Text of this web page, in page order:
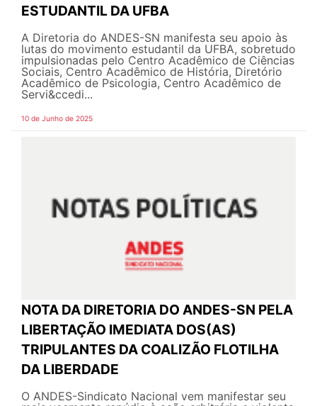
ESTUDANTIL DA UFBA
A Diretoria do ANDES-SN manifesta seu apoio às
lutas do movimento estudantil da UFBA, sobretudo
impulsionadas pelo Centro Acadêmico de Ciências
Sociais, Centro Acadêmico de História, Diretório
Acadêmico de Psicologia, Centro Acadêmico de
Servi&ccedi...
10 de Junho de 2025
NOTA DA DIRETORIA DO ANDES-SN PELA
LIBERTAÇÃO IMEDIATA DOS(AS)
TRIPULANTES DA COALIZÃO FLOTILHA
DA LIBERDADE
O ANDES-Sindicato Nacional vem manifestar seu